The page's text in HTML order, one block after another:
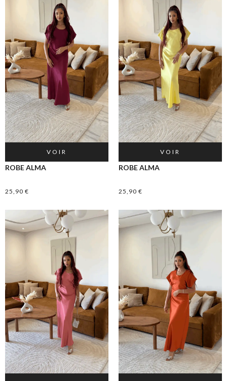
VOIR
ROBE ALMA
25,90 €
VOIR
ROBE ALMA
25,90 €